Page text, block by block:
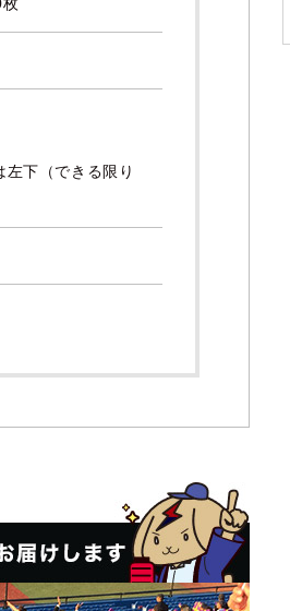
左下（できる限り